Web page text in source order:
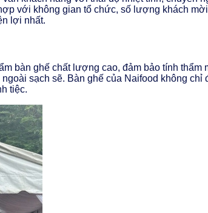
với không gian tổ chức, số lượng khách
lợi nhất.
bàn ghế chất lượng cao, đảm bảo tính thẩm
sạch sẽ. Bàn ghế của Naifood không chỉ
tiệc.